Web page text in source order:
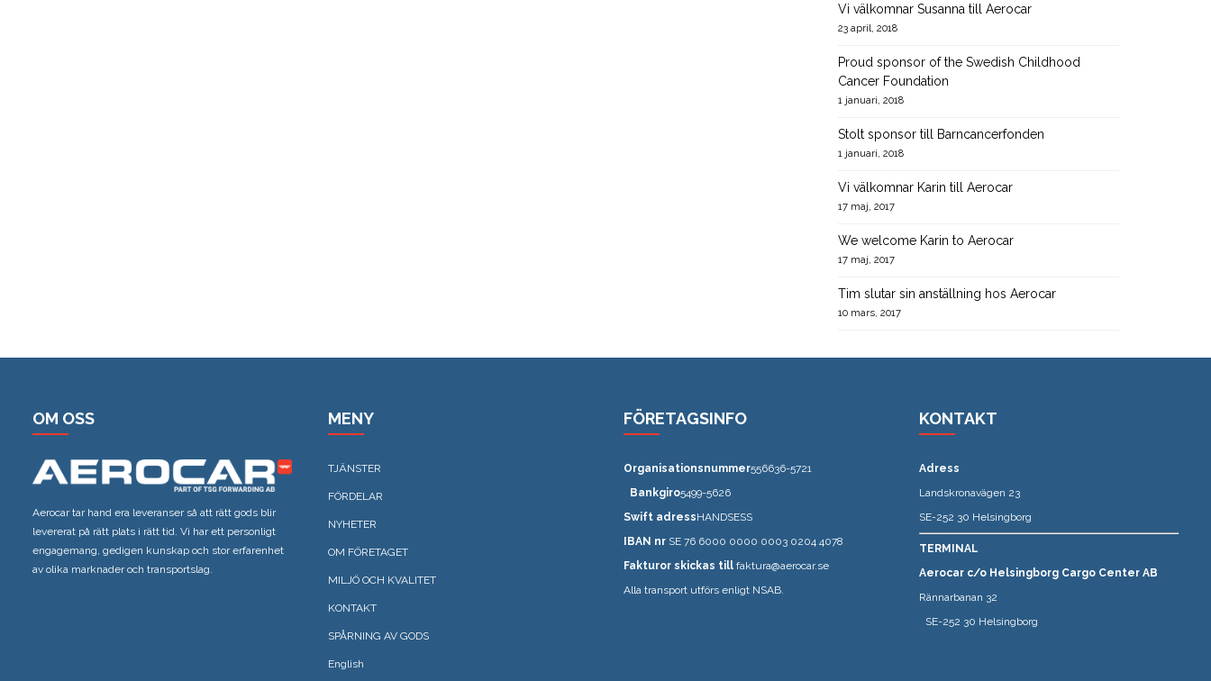
Vi välkomnar Susanna till Aerocar
23 april, 2018
Proud sponsor of the Swedish Childhood
Cancer Foundation
1 januari, 2018
Stolt sponsor till Barncancerfonden
1 januari, 2018
Vi välkomnar Karin till Aerocar
17 maj, 2017
We welcome Karin to Aerocar
17 maj, 2017
Tim slutar sin anställning hos Aerocar
10 mars, 2017
OM OSS
Aerocar tar hand era leveranser så att rätt gods blir
levererat på rätt plats i rätt tid. Vi har ett personligt
engagemang, gedigen kunskap och stor erfarenhet
av olika marknader och transportslag.
MENY
TJÄNSTER
FÖRDELAR
NYHETER
OM FÖRETAGET
MILJÖ OCH KVALITET
KONTAKT
SPÅRNING AV GODS
English
FÖRETAGSINFO
Organisationsnummer556636-5721
Bankgiro5499-5626
Swift adressHANDSESS
IBAN nr SE 76 6000 0000 0003 0204 4078
Fakturor skickas till faktura@aerocar.se
Alla transport utförs enligt NSAB.
KONTAKT
Adress
Landskronavägen 23
SE-252 30 Helsingborg
TERMINAL
Aerocar c/o Helsingborg Cargo Center AB
Rännarbanan 32
SE-252 30 Helsingborg